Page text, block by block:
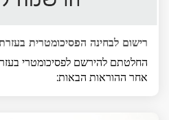
רישום לבחינה הפסיכומטרית
החלטתם להירשם לפסיכומטרי
אחר ההוראות הבאות: